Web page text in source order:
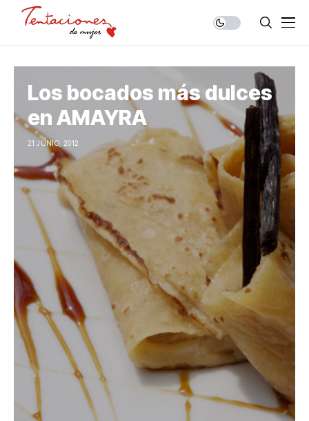
Los bocados más dulces
en AMAYRA
21 JUNIO, 2012